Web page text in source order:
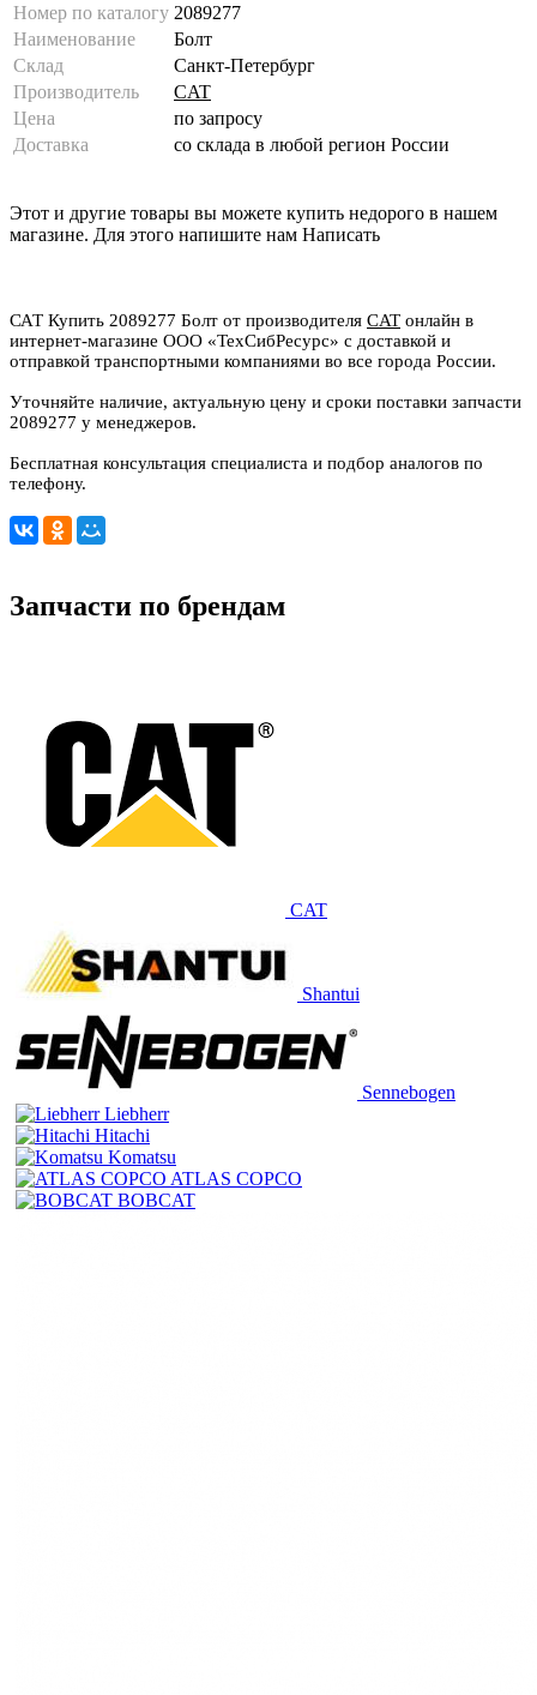
Номер по каталогу 2089277
Наименование
Болт
Склад
Санкт-Петербург
Производитель
CAT
Цена
по запросу
Доставка
со склада в любой регион России
Этот и другие товары вы можете купить недорого в нашем
магазине. Для этого напишите нам Написать
САТ Купить 2089277 Болт от производителя CAT онлайн в
интернет-магазине ООО «ТехСибРесурс» с доставкой и
отправкой транспортными компаниями во все города России.
Уточняйте наличие, актуальную цену и сроки поставки запчасти
2089277 у менеджеров.
Бесплатная консультация специалиста и подбор аналогов по
телефону.
Запчасти по брендам
CAT
Shantui
Sennebogen
Liebherr
Hitachi
Komatsu
ATLAS COPCO
BOBCAT